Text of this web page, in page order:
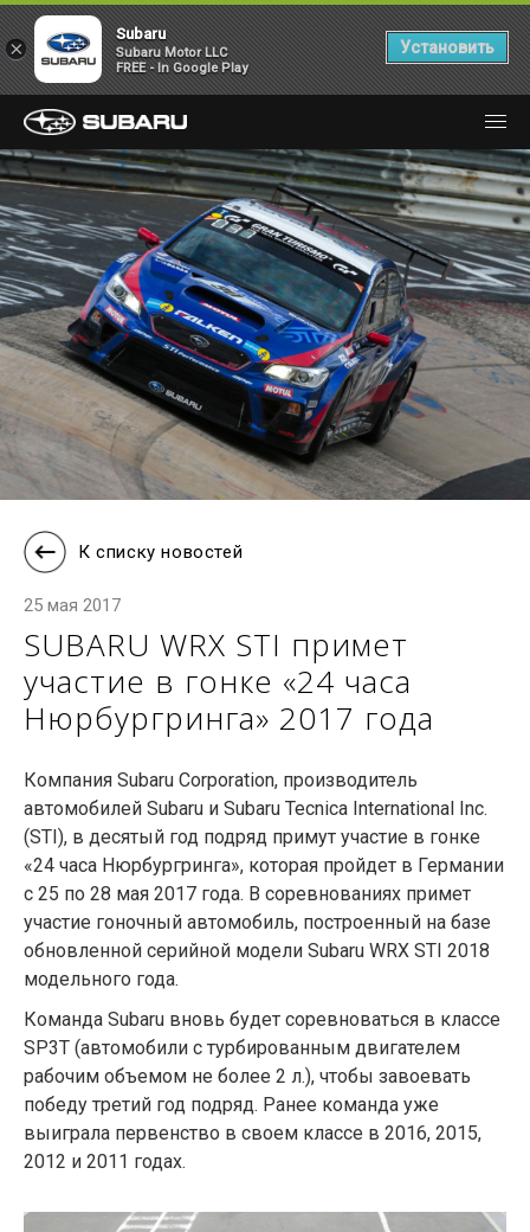
К списку новостей
25 мая 2017
SUBARU WRX STI примет
участие в гонке «24 часа
Нюрбургринга» 2017 года
Компания Subaru Corporation, производитель
автомобилей Subaru и Subaru Tecnica International Inc.
(STI), в десятый год подряд примут участие в гонке
«24 часа Нюрбургринга», которая пройдет в Германии
с 25 по 28 мая 2017 года. В соревнованиях примет
участие гоночный автомобиль, построенный на базе
обновленной серийной модели Subaru WRX STI 2018
модельного года.
Команда Subaru вновь будет соревноваться в классе
SP3T (автомобили с турбированным двигателем
рабочим объемом не более 2 л.), чтобы завоевать
победу третий год подряд. Ранее команда уже
выиграла первенство в своем классе в 2016, 2015,
2012 и 2011 годах.
×
Subaru
Subaru Motor LLC
FREE - In Google Play
Установить